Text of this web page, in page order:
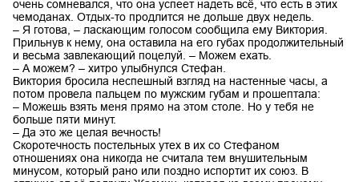
очень сомневался, что она успеет надеть всё, что есть в этих
чемоданах. Отдых-то продлится не дольше двух недель.
– Я готова, – ласкающим голосом сообщила ему Виктория.
Прильнув к нему, она оставила на его губах продолжительный
и весьма завлекающий поцелуй. – Можем ехать.
– А можем? – хитро улыбнулся Стефан.
Виктория бросила неспешный взгляд на настенные часы, а
потом провела пальцем по мужским губам и прошептала:
– Можешь взять меня прямо на этом столе. Но у тебя не
больше пяти минут.
– Да это же целая вечность!
Скоротечность постельных утех в их со Стефаном
отношениях она никогда не считала тем внушительным
минусом, который рано или поздно испортит их союз. В